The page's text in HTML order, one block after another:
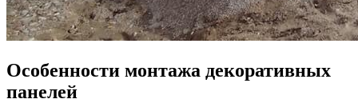
Особенности монтажа декоративных
панелей